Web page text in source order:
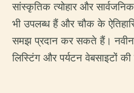
सांस्कृतिक त्योहार और
भी उपलब्ध हैं और चौक के
समझ प्रदान कर सकते हैं।
लिस्टिंग और पर्यटन वेबसाइटों